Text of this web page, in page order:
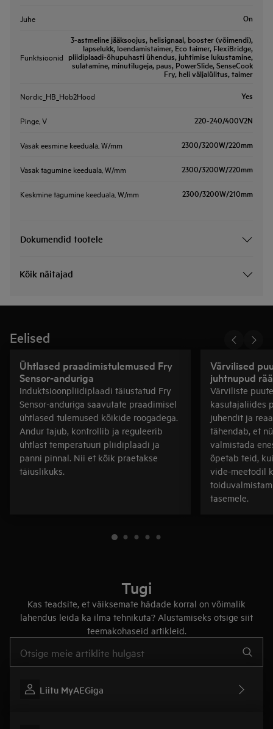
Juhe On
Funktsioonid
3-astmeline jääksoojus, helisignaal, booster (võimendi),
lapselukk, loendamistaimer, Eco taimer, FlexiBridge,
pliidiplaadi-õhupuhasti ühendus, juhtimise lukustamine,
sulatamine, minutilugeja, paus, PowerSlide, SenseCook
Fry, heli väljalülitus, taimer
Nordic_HB_Hob2Hood Yes
Pinge, V 220-240/400V2N
Vasak eesmine keeduala, W/mm 2300/3200W/220mm
Vasak tagumine keeduala, W/mm 2300/3200W/220mm
Keskmine tagumine keeduala, W/mm 2300/3200W/210mm
Dokumendid tootele
Kõik näitajad
Eelised
Ühtlased praadimistulemused Fry
Sensor-anduriga
Induktsioonpliidiplaadi täiustatud Fry
Sensor-anduriga saavutate praadimisel
ühtlased tulemused kõikide roogadega.
Andur tajub, kontrollib ja reguleerib
ühtlast temperatuuri pliidiplaadi ja
panni pinnal. Nii et kõik praetakse
täiuslikuks.
Värvilised
juhtnupud
Värviliste
kasutajaliides
juhendit ja
tähendab, et
valmistada
õpetab teid,
vide-meetodil
tasemele.
Tugi
Kas teadsite, et väiksemate hädade korral on võimalik
lahendus leida ka ilma tehnikuta? Alustamiseks otsige siit
teemakohaseid artikleid.
Liitu MyAEGiga